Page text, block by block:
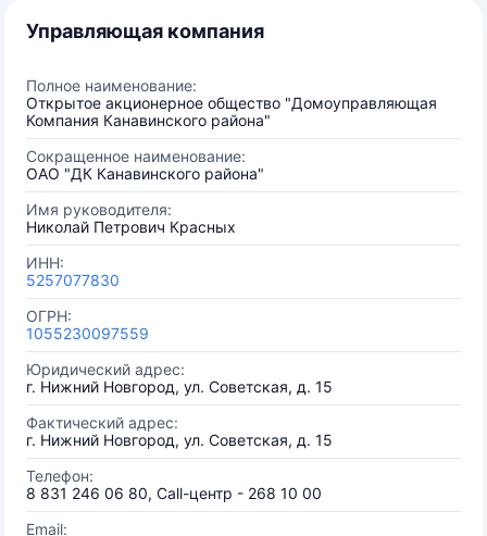
Управляющая компания
Полное наименование:
Открытое акционерное общество "Домоуправляющая
Компания Канавинского района"
Сокращенное наименование:
ОАО "ДК Канавинского района"
Имя руководителя:
Николай Петрович Красных
ИНН:
5257077830
ОГРН:
1055230097559
Юридический адрес:
г. Нижний Новгород, ул. Советская, д. 15
Фактический адрес:
г. Нижний Новгород, ул. Советская, д. 15
Телефон:
8 831 246 06 80, Call-центр - 268 10 00
Email: